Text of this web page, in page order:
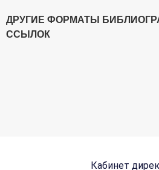
ДРУГИЕ ФОРМАТЫ
ССЫЛОК
Кабинет